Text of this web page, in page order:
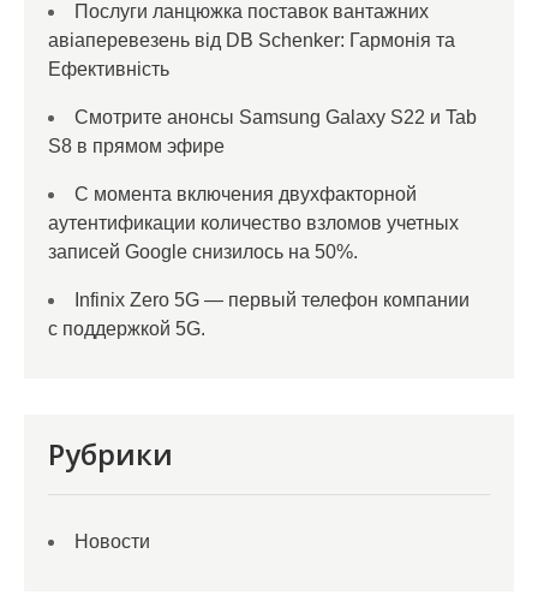
Послуги ланцюжка поставок вантажних
авіаперевезень від DB Schenker: Гармонія та
Ефективність
Смотрите анонсы Samsung Galaxy S22 и Tab
S8 в прямом эфире
С момента включения двухфакторной
аутентификации количество взломов учетных
записей Google снизилось на 50%.
Infinix Zero 5G — первый телефон компании
с поддержкой 5G.
Рубрики
Новости